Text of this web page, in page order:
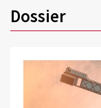
Dossier